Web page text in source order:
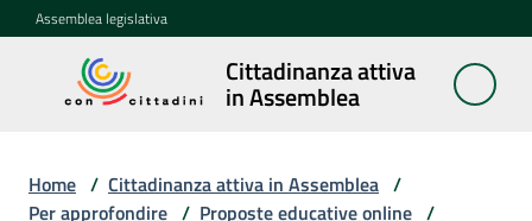
Vai al contenuto
Vai alla navigazione
Vai al footer
Assemblea legislativa
Cittadinanza attiva
in Assemblea
Cittadinanza
attiva in
Home / Cittadinanza attiva in Assemblea /
Per approfondire / Proposte educative online /